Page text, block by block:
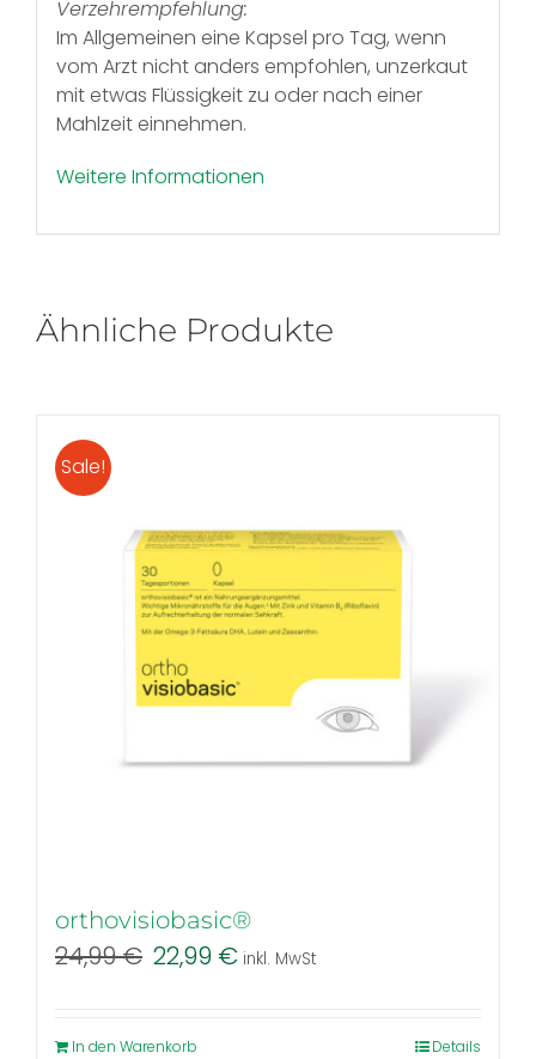
Verzehrempfehlung:
Im Allgemeinen eine Kapsel pro Tag, wenn
vom Arzt nicht anders empfohlen, unzerkaut
mit etwas Flüssigkeit zu oder nach einer
Mahlzeit einnehmen.
Weitere Informationen
Ähnliche Produkte
Sale!
orthovisiobasic®
24,99€ Ursprünglicher
24,99 €
22,99 €Aktueller
inkl. MwSt
In den Warenkorb Details